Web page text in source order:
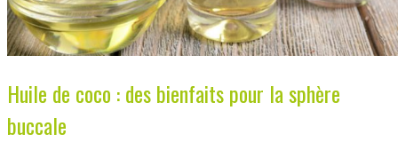
Huile de coco : des bienfaits pour la sphère
buccale